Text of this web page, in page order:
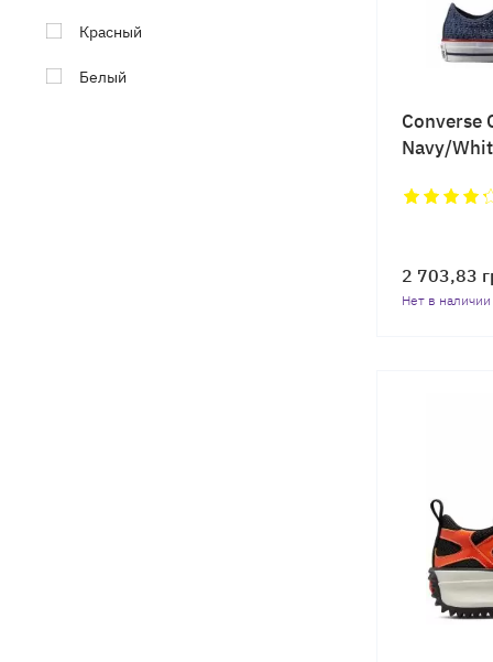
Фиолетовый
Оранжевый
Красный
Белый
Converse
Navy/
2 703,83
Нет в наличии